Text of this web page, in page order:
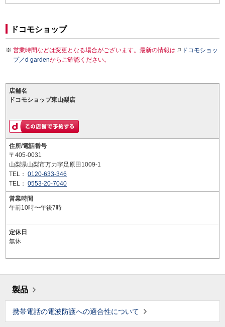
ドコモショップ
営業時間などは変更となる場合がございます。最新の情報は
ドコモショッ
プ／d gardenからご確認ください。
店舗名
ドコモショップ東山梨店
住所/電話番号
〒405-0031
山梨県山梨市万力字足原田1009-1
TEL： 0120-633-346
TEL： 0553-20-7040
営業時間
午前10時〜午後7時
定休日
無休
製品
携帯電話の電波防護への適合性について